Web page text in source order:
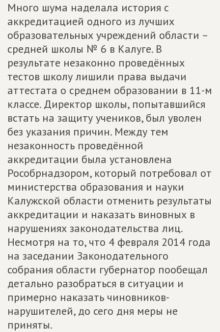
Много шума наделала история с
аккредитацией одного из лучших
образовательных учреждений области –
средней школы № 6 в Калуге. В
результате незаконно проведённых
тестов школу лишили права выдачи
аттестата о среднем образовании в 11-м
классе. Директор школы, попытавшийся
встать на защиту учеников, был уволен
без указания причин. Между тем
незаконность проведённой
аккредитации была установлена
Рособрнадзором, который потребовал от
министерства образования и науки
Калужской области отменить результаты
аккредитации и наказать виновных в
нарушениях законодательства лиц.
Несмотря на то, что 4 февраля 2014 года
на заседании Законодательного
собрания области губернатор пообещал
детально разобраться в ситуации и
примерно наказать чиновников-
нарушителей, до сего дня меры не
приняты.